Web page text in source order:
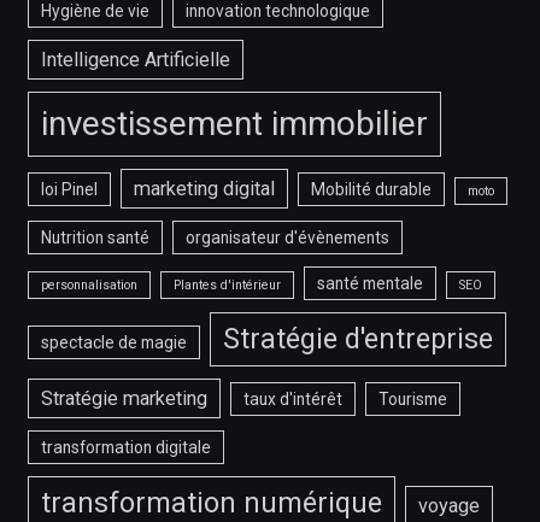
Hygiène de vie innovation technologique
Intelligence Artificielle
investissement immobilier
loi Pinel marketing digital Mobilité durable moto
Nutrition santé organisateur d'évènements
personnalisation Plantes d'intérieur santé mentale SEO
spectacle de magie Stratégie d'entreprise
Stratégie marketing taux d'intérêt Tourisme
transformation digitale
transformation numérique voyage